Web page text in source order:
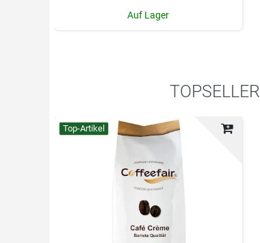
Auf Lager
TOPSELLER
Top-Artikel